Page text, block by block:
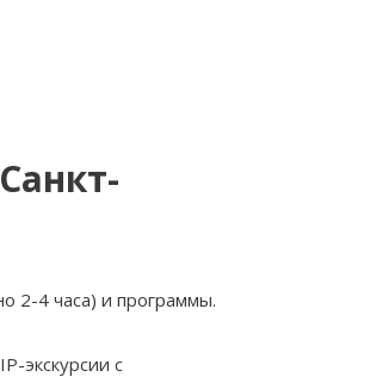
2-4 часа) и программы.
экскурсии с